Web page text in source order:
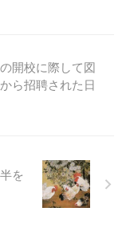
開校に際して図
ら招聘された日
を